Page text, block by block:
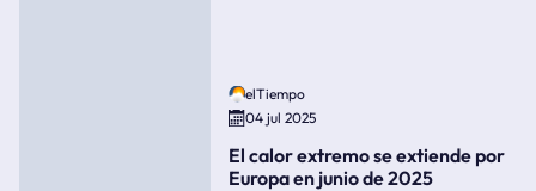
elTiempo
04 jul 2025
El calor extremo se extiende por
Europa en junio de 2025